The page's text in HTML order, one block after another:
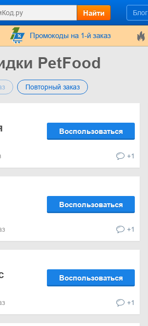
Найти Блог
Промокоды на 1-й заказ
PetFood
Повторный заказ
Воспользоваться
+1
Воспользоваться
+1
Воспользоваться
+1